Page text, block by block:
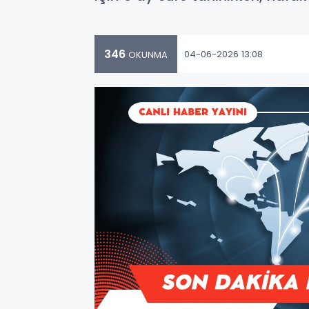
346 OKUNMA 04-06-2026 13:08